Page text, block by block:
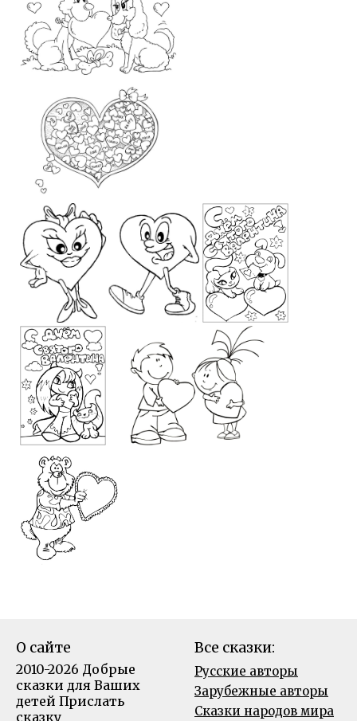
О сайте
2010-2026 Добрые
сказки для Ваших
детей Прислать
сказку
Все сказки:
Русские авторы
Зарубежные авторы
Сказки народов мира